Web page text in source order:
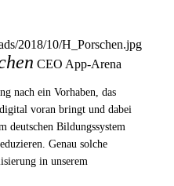
CEO App-Arena
nach ein Vorhaben, das
voran bringt und dabei
deutschen Bildungssystem
Genau solche
in unserem